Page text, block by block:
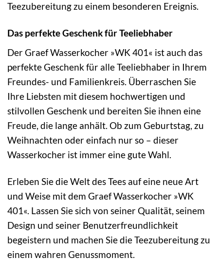
Teezubereitung zu einem besonderen Ereignis.
Das perfekte Geschenk für Teeliebhaber
Der Graef Wasserkocher »WK 401« ist auch das
perfekte Geschenk für alle Teeliebhaber in Ihrem
Freundes- und Familienkreis. Überraschen Sie
Ihre Liebsten mit diesem hochwertigen und
stilvollen Geschenk und bereiten Sie ihnen eine
Freude, die lange anhält. Ob zum Geburtstag, zu
Weihnachten oder einfach nur so – dieser
Wasserkocher ist immer eine gute Wahl.
Erleben Sie die Welt des Tees auf eine neue Art
und Weise mit dem Graef Wasserkocher »WK
401«. Lassen Sie sich von seiner Qualität, seinem
Design und seiner Benutzerfreundlichkeit
begeistern und machen Sie die Teezubereitung zu
einem wahren Genussmoment.